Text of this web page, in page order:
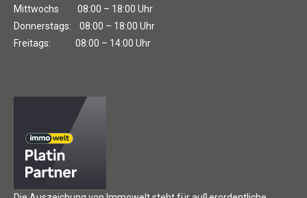
Mittwochs 08:00 – 18:00 Uhr
Donnerstags: 08:00 – 18:00 Uhr
Freitags: 08:00 – 14:00 Uhr